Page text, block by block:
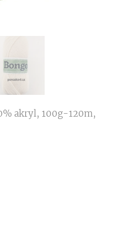
akryl, 100g-120m,